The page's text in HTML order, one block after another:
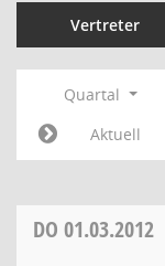
Vertreter
Quartal
Aktuell
DO 01.03.2012